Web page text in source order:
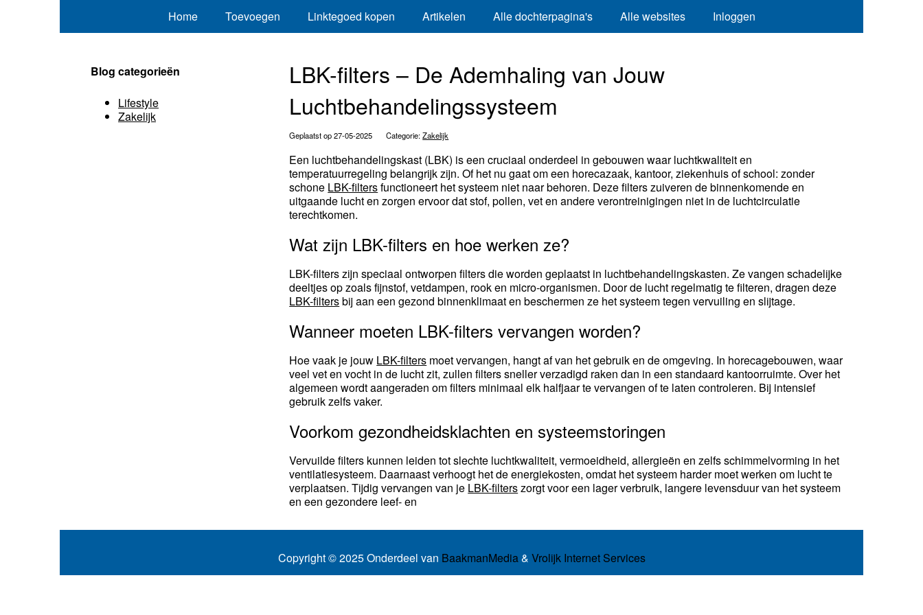
Home Toevoegen Linktegoed kopen Artikelen Alle dochterpagina's Alle websites Inloggen
LBK-filters – De Ademhaling van Jouw
Luchtbehandelingssysteem
Geplaatst op 27-05-2025 Categorie:Zakelijk
Een luchtbehandelingskast (LBK) is een cruciaal onderdeel in gebouwen waar luchtkwaliteit en
temperatuurregeling belangrijk zijn. Of het nu gaat om een horecazaak, kantoor, ziekenhuis of school: zonder
schone LBK-filtersfunctioneert het systeem niet naar behoren. Deze filters zuiveren de binnenkomende en
uitgaande lucht en zorgen ervoor dat stof, pollen, vet en andere verontreinigingen niet in de luchtcirculatie
terechtkomen.
Wat zijn LBK-filters en hoe werken ze?
LBK-filters zijn speciaal ontworpen filters die worden geplaatst in luchtbehandelingskasten. Ze vangen schadelijke
deeltjes op zoals fijnstof, vetdampen, rook en micro-organismen. Door de lucht regelmatig te filteren, dragen deze
LBK-filtersbij aan een gezond binnenklimaat en beschermen ze het systeem tegen vervuiling en slijtage.
Wanneer moeten LBK-filters vervangen worden?
Hoe vaak je jouw LBK-filters moet vervangen, hangt af van het gebruik en de omgeving. In horecagebouwen, waar
veel vet en vocht in de lucht zit, zullen filters sneller verzadigd raken dan in een standaard kantoorruimte. Over het
algemeen wordt aangeraden om filters minimaal elk halfjaar te vervangen of te laten controleren. Bij intensief
gebruik zelfs vaker.
Voorkom gezondheidsklachten en systeemstoringen
Vervuilde filters kunnen leiden tot slechte luchtkwaliteit, vermoeidheid, allergieën en zelfs schimmelvorming in het
ventilatiesysteem. Daarnaast verhoogt het de energiekosten, omdat het systeem harder moet werken om lucht te
verplaatsen. Tijdig vervangen van je LBK-filterszorgt voor een lager verbruik, langere levensduur van het systeem
en een gezondere leef- en
Blog categorieën
Lifestyle
Zakelijk
Copyright © 2025 Onderdeel van BaakmanMedia& Vrolijk Internet Services